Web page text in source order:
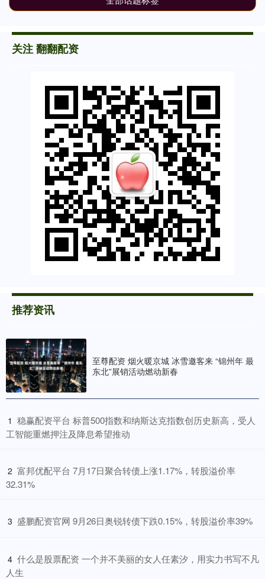
关注 翻翻配资
推荐资讯
至尊配资 烟火暖京城 冰雪邀客来 “锦州年 最
东北”展销活动燃动新春
1 ​稳赢配资平台 标普500指数和纳斯达克指数创历史新高，受人
工智能重燃押注及降息希望推动
2 ​富邦优配平台 7月17日聚合转债上涨1.17%，转股溢价率
32.31%
3 ​盛鹏配资官网 9月26日奥锐转债下跌0.15%，转股溢价率39%
4 ​什么是股票配资 一个并不美丽的女人任素汐，用实力书写不凡
人生